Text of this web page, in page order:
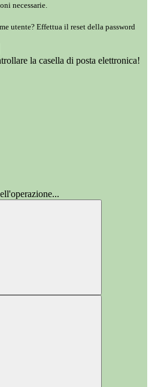
necessarie.
utente? Effettua il reset della password
la casella di posta elettronica!